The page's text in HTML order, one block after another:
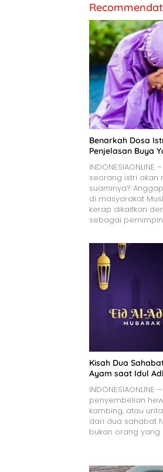
Benarkah Dosa
Penjelasan Buya
seorang istri akan
suaminya?
di masyarakat
kerap dikaitkan
sebagai
Kisah Dua
Ayam saat Idul
penyembelian
kambing, atau
dari dua sahabat
bukan orang yang